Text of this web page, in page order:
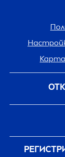
Кариера